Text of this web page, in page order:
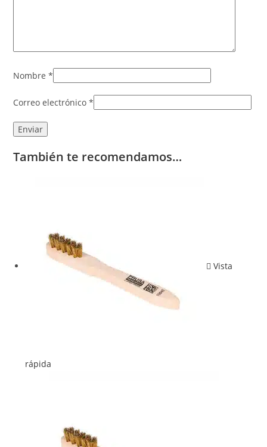
Nombre*
Correo electrónico*
También te recomendamos…
Vista
rápida